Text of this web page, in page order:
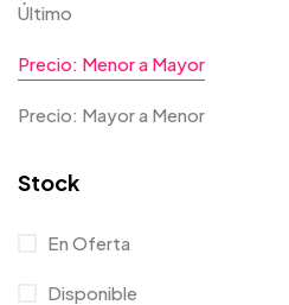
Último
Precio: Menor a Mayor
Precio: Mayor a Menor
Stock
En Oferta
Disponible